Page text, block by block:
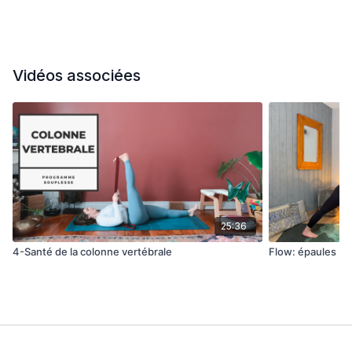
Vidéos associées
25:36
4-Santé de la colonne vertébrale Flow: épaules